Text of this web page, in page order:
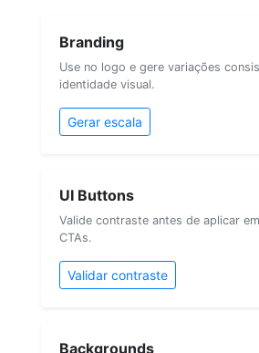
Branding
Use no logo e gere variações
identidade visual.
Gerar escala
UI Buttons
Valide contraste antes de aplicar
CTAs.
Validar contraste
Backgrounds